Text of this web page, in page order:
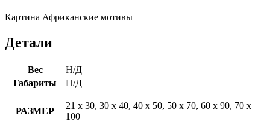
Картина Африканские мотивы
Детали
Вес
Н/Д
Габариты
Н/Д
РАЗМЕР
21 х 30, 30 х 40, 40 х 50, 50 х 70, 60 х 90, 70 х
100